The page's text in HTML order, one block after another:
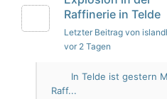
Raffinerie in Telde
Letzter Beitrag von
vor 2 Tagen
In Telde ist gestern
Raff...